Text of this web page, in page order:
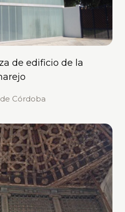
de edificio de la
Córdoba